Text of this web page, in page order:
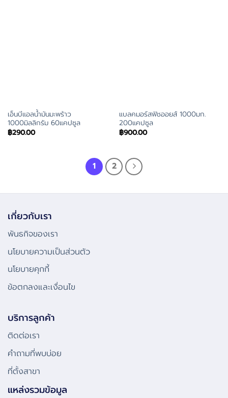
เอ็นบีแอลน้ำมันมะพร้าว
1000มิลลิกรัม 60แคปซูล
฿290.00
แบลคมอร์สฟิชออยส์ 1000มก.
200แคปซูล
฿900.00
1 2
เกี่ยวกับเรา
พันธกิจของเรา
นโยบายความเป็นส่วนตัว
นโยบายคุกกี้
ข้อตกลงและเงื่อนไข
บริการลูกค้า
ติดต่อเรา
คําถามที่พบบ่อย
ที่ตั้งสาขา
แหล่งรวมข้อมูล